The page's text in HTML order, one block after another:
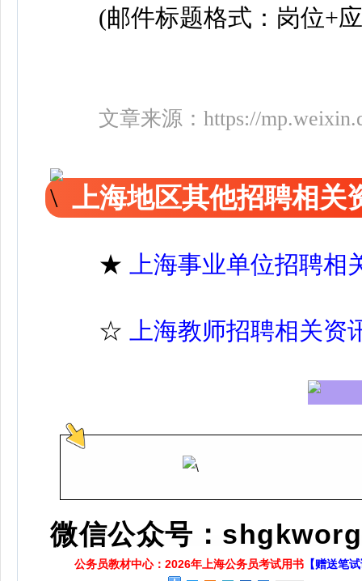
(邮件标题格式：岗位+应
文章来源： https://
上海地区其他招聘相关
★ 上海事业单位招聘相
☆ 上海教师招聘相关资
微信公众号：shgkworg
公务员教材中心：2026年上海公务员考试用书 【赠送笔